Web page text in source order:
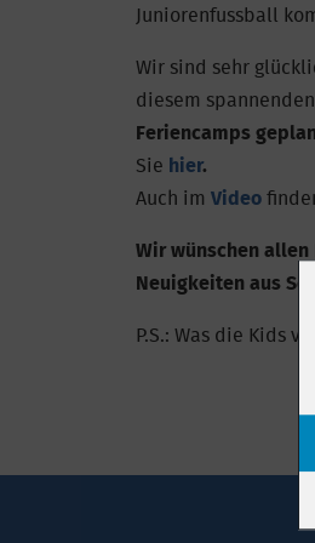
Juniorenfussball
Wir sind sehr
diesem
Feriencamps
Sie hier.
Auch im Video
Wir wünschen
Neuigkeiten aus
P.S.: Was die Kids